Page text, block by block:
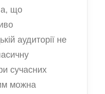
що
аудиторії не
сучасних
можна